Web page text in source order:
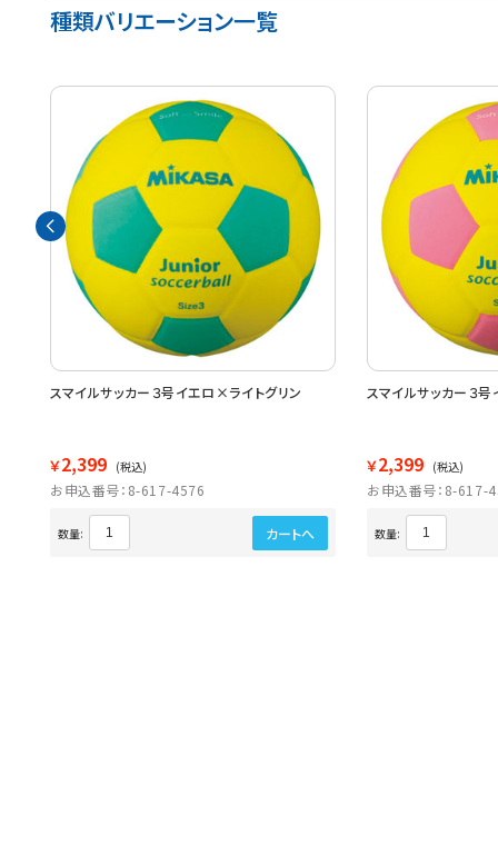
種類バリエーション一覧
スマイルサッカー３号イエロ×ライトグリン
￥2,399 (税込)
お申込番号：8-617-4576
数量: カートへ
スマイルサッカー３
￥2,399 (税込)
お申込番号：8-617-
数量: